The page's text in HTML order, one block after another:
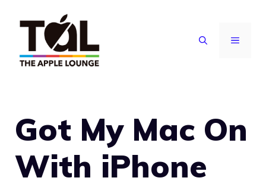
contenuto
MENU
Got My Mac On
With iPhone